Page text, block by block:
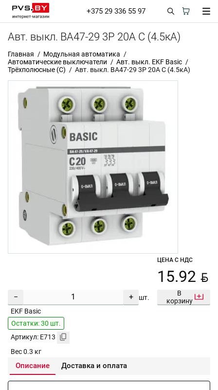
+375 29 336 55 97
Авт. выкл. ВА47-29 3P 20А С (4.5кА)
Главная
Модульная автоматика
Автоматические выключатели
Авт. выкл. EKF Basic
Трёхполюсные (С)
Авт. выкл. ВА47-29 3P 20А С (4.5кА)
− + шт.
ЦЕНА С НДС
15.92 BYN
В
корзину
EKF Basic
Остатки: 30 шт.
Артикул: E713
Вес 0.3 кг
Описание Доставка и оплата